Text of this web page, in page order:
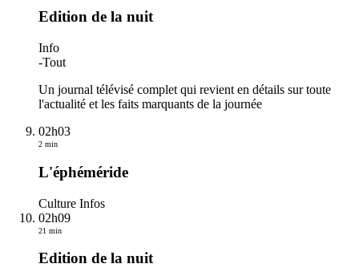
Edition de la nuit
Info
-Tout
Un journal télévisé complet qui revient en détails sur toute
l'actualité et les faits marquants de la journée
02h03
2 min
L'éphéméride
Culture Infos
02h09
21 min
Edition de la nuit